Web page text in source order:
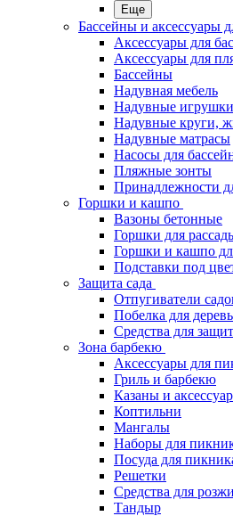
Еще
Бассейны и аксессуары
Аксессуары для
Аксессуары для
Бассейны
Надувная мебель
Надувные игрушки
Надувные круги,
Надувные матрасы
Насосы для
Пляжные зонты
Принадлежности
Горшки и кашпо
Вазоны бетонные
Горшки для
Горшки и кашпо
Подставки под
Защита сада
Отпугиватели
Побелка для
Средства для
Зона барбекю
Аксессуары для
Гриль и барбекю
Казаны и
Коптильни
Мангалы
Наборы для
Посуда для
Решетки
Средства для
Тандыр